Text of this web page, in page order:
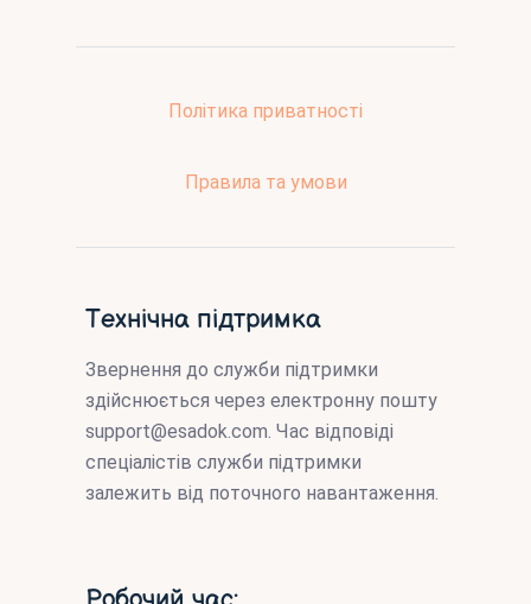
Політика приватності
Правила та умови
Технічна підтримка
Звернення до служби підтримки
здійснюється через електронну пошту
support@esadok.com. Час відповіді
спеціалістів служби підтримки
залежить від поточного навантаження.